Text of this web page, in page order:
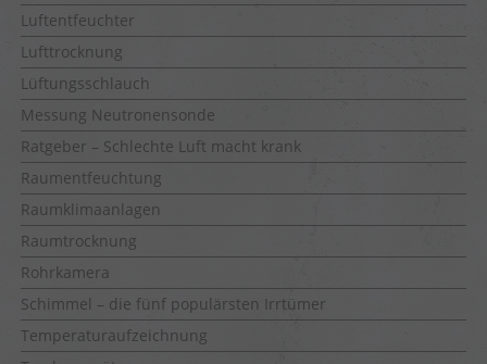
Luftentfeuchter
Lufttrocknung
Lüftungsschlauch
Messung Neutronensonde
Ratgeber – Schlechte Luft macht krank
Raumentfeuchtung
Raumklimaanlagen
Raumtrocknung
Rohrkamera
Schimmel – die fünf populärsten Irrtümer
Temperaturaufzeichnung